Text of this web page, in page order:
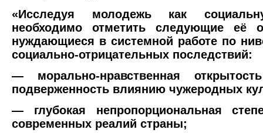
«Исследуя молодежь как
необходимо отметить следующие её
нуждающиеся в системной работе по
социально-отрицательных последствий:
— морально-нравственная
подверженность влиянию чужеродных
— глубокая непропорциональная
современных реалий страны;